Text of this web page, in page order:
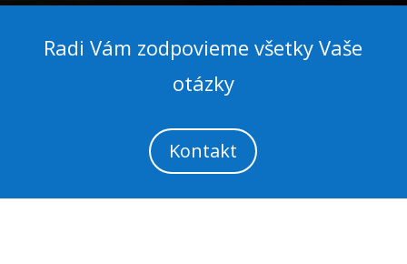
Radi Vám zodpovieme všetky Vaše
otázky
Kontakt